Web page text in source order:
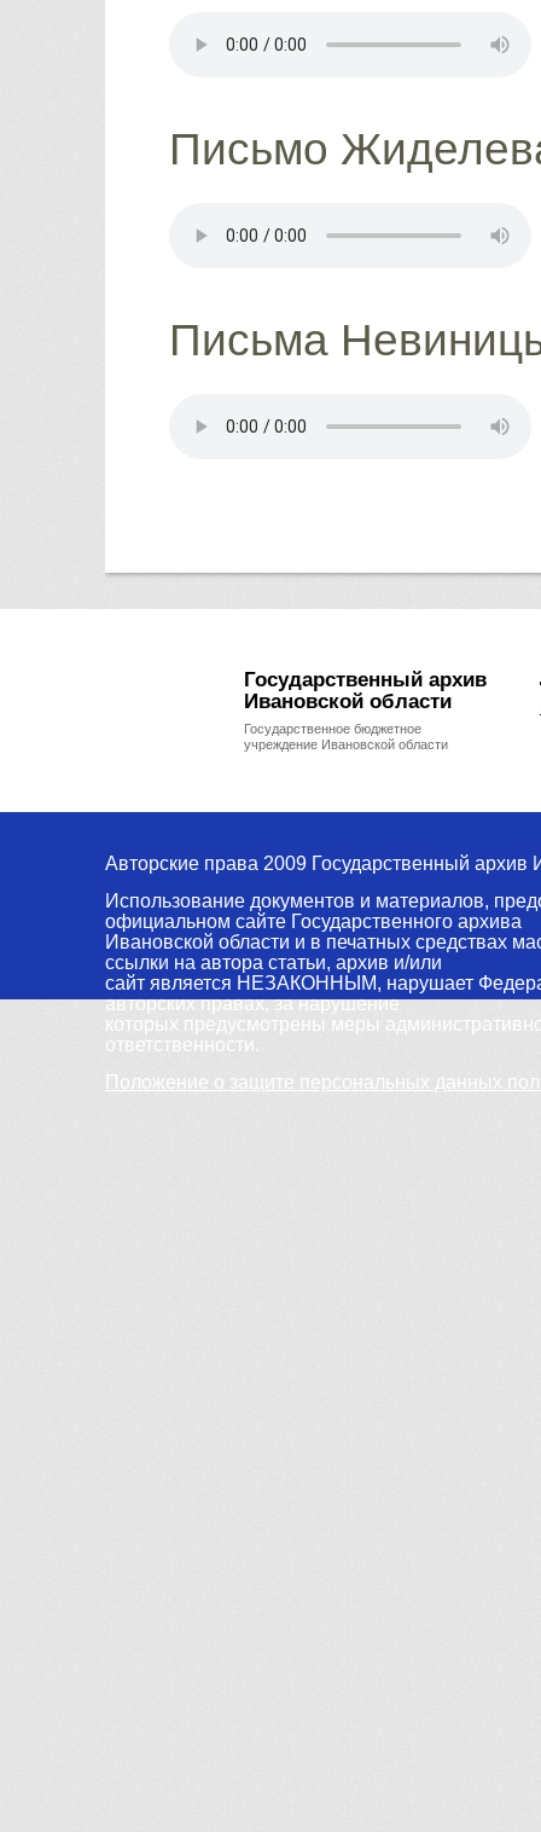
Письмо
Письма
Государственный архив
Ивановской области
Государственное бюджетное
учреждение Ивановской области
Авторские права 2009 Государственный архив
Использование документов и материалов,
официальном сайте Государственного архива
Ивановской области и в печатных средствах
ссылки на автора статьи, архив и/или
сайт является НЕЗАКОННЫМ, нарушает
авторских правах, за нарушение
которых предусмотрены меры
ответственности.
Положение о защите персональных данных